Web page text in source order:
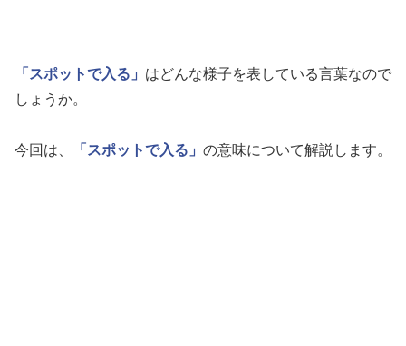
「スポットで入る」 はどんな様子を表している言葉なので
しょうか。
今回は、 「スポットで入る」 の意味について解説します。